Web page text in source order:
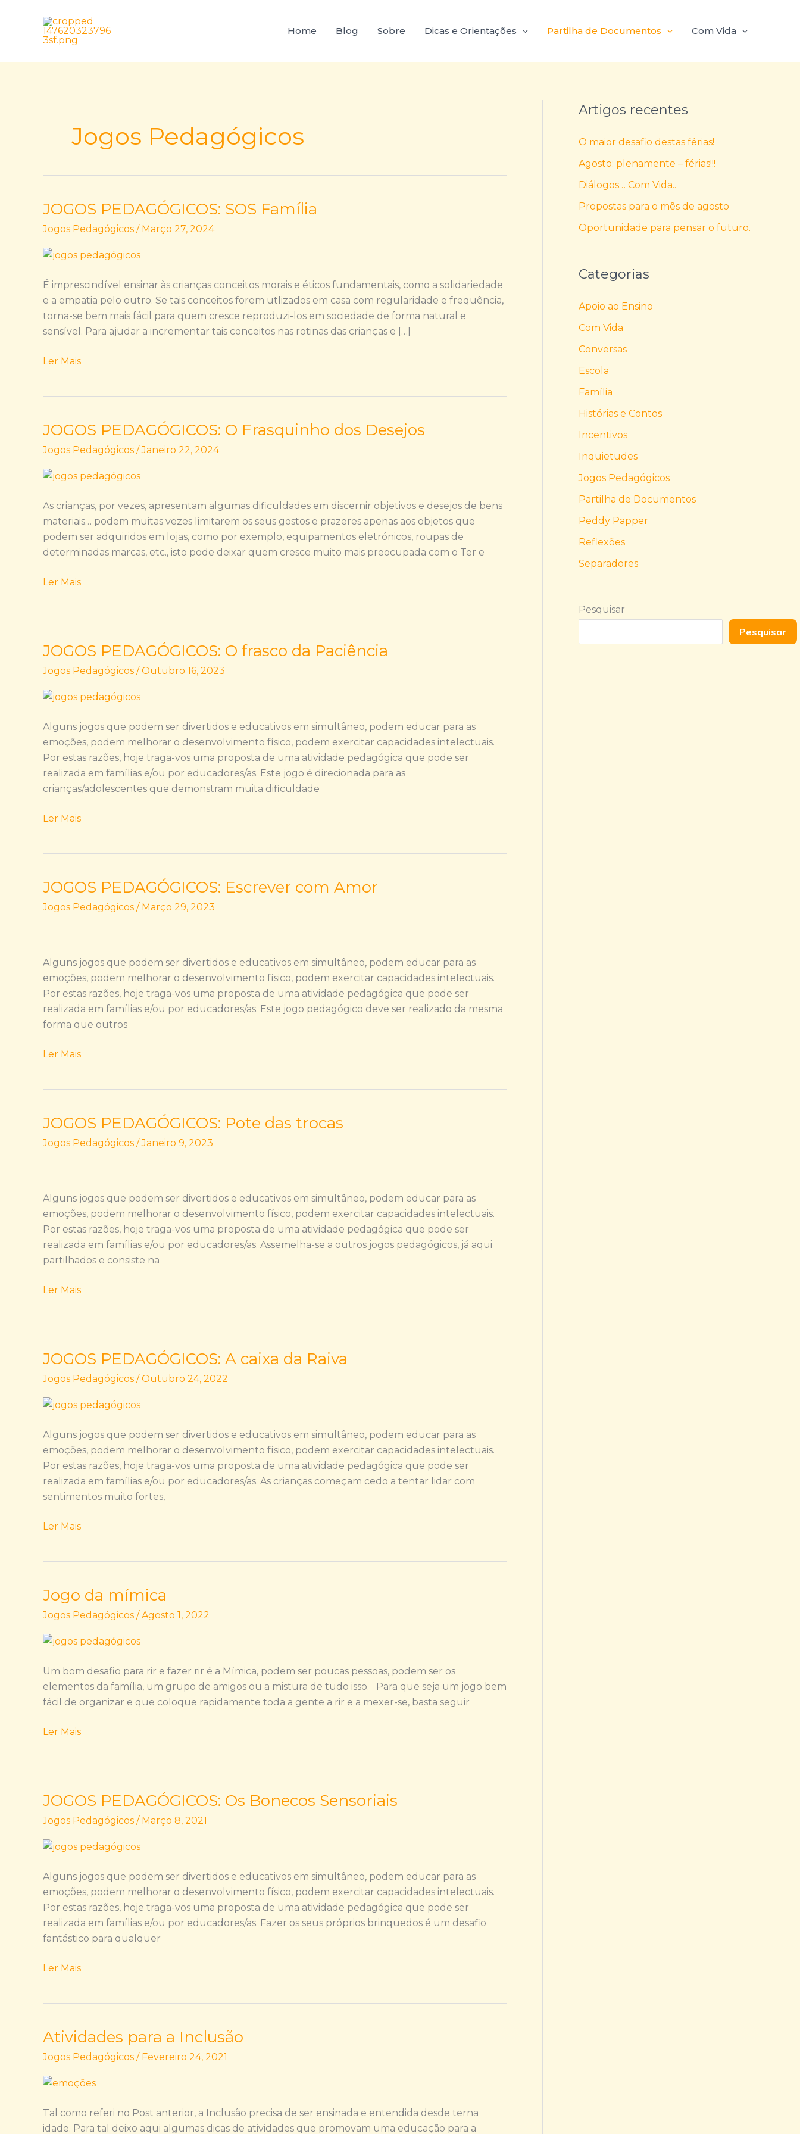
Home Blog Sobre Dicas e Orientações Partilha de Documentos Com Vida
Jogos Pedagógicos
JOGOS PEDAGÓGICOS: SOS Família
Jogos Pedagógicos / Março 27, 2024
É imprescindível ensinar às crianças conceitos morais e éticos fundamentais, como a solidariedade
e a empatia pelo outro. Se tais conceitos forem utlizados em casa com regularidade e frequência,
torna-se bem mais fácil para quem cresce reproduzi-los em sociedade de forma natural e
sensível. Para ajudar a incrementar tais conceitos nas rotinas das crianças e […]
JOGOS
PEDAGÓGICOS:
SOS
Família
Ler Mais
JOGOS PEDAGÓGICOS: O Frasquinho dos Desejos
Jogos Pedagógicos /Janeiro 22, 2024
As crianças, por vezes, apresentam algumas dificuldades em discernir objetivos e desejos de bens
materiais… podem muitas vezes limitarem os seus gostos e prazeres apenas aos objetos que
podem ser adquiridos em lojas, como por exemplo, equipamentos eletrónicos, roupas de
determinadas marcas, etc., isto pode deixar quem cresce muito mais preocupada com o Ter e
JOGOS
PEDAGÓGICOS:
Frasquinho
Desejos
Ler Mais
JOGOS PEDAGÓGICOS: O frasco da Paciência
Jogos Pedagógicos /Outubro 16, 2023
Alguns jogos que podem ser divertidos e educativos em simultâneo, podem educar para as
emoções, podem melhorar o desenvolvimento físico, podem exercitar capacidades intelectuais.
Por estas razões, hoje traga-vos uma proposta de uma atividade pedagógica que pode ser
realizada em famílias e/ou por educadores/as. Este jogo é direcionada para as
crianças/adolescentes que demonstram muita dificuldade
JOGOS
PEDAGÓGICOS:
frasco
Paciência
Ler Mais
JOGOS PEDAGÓGICOS: Escrever com Amor
Jogos Pedagógicos / Março 29, 2023
Alguns jogos que podem ser divertidos e educativos em simultâneo, podem educar para as
emoções, podem melhorar o desenvolvimento físico, podem exercitar capacidades intelectuais.
Por estas razões, hoje traga-vos uma proposta de uma atividade pedagógica que pode ser
realizada em famílias e/ou por educadores/as. Este jogo pedagógico deve ser realizado da mesma
forma que outros
JOGOS
PEDAGÓGICOS:
Escrever
Ler Mais
JOGOS PEDAGÓGICOS: Pote das trocas
Jogos Pedagógicos /Janeiro 9, 2023
Alguns jogos que podem ser divertidos e educativos em simultâneo, podem educar para as
emoções, podem melhorar o desenvolvimento físico, podem exercitar capacidades intelectuais.
Por estas razões, hoje traga-vos uma proposta de uma atividade pedagógica que pode ser
realizada em famílias e/ou por educadores/as. Assemelha-se a outros jogos pedagógicos, já aqui
partilhados e consiste na
JOGOS
PEDAGÓGICOS:
Pote
Ler Mais
JOGOS PEDAGÓGICOS: A caixa da Raiva
Jogos Pedagógicos / Outubro 24, 2022
Alguns jogos que podem ser divertidos e educativos em simultâneo, podem educar para as
emoções, podem melhorar o desenvolvimento físico, podem exercitar capacidades intelectuais.
Por estas razões, hoje traga-vos uma proposta de uma atividade pedagógica que pode ser
realizada em famílias e/ou por educadores/as. As crianças começam cedo a tentar lidar com
sentimentos muito fortes,
JOGOS
PEDAGÓGICOS:
caixa
Raiva
Ler Mais
Jogo da mímica
Jogos Pedagógicos / Agosto 1, 2022
Um bom desafio para rir e fazer rir é a Mímica, podem ser poucas pessoas, podem ser os
elementos da família, um grupo de amigos ou a mistura de tudo isso. Para que seja um jogo bem
fácil de organizar e que coloque rapidamente toda a gente a rir e a mexer-se, basta seguir
Jogo
mímica
Ler Mais
JOGOS PEDAGÓGICOS: Os Bonecos Sensoriais
Jogos Pedagógicos / Março 8, 2021
Alguns jogos que podem ser divertidos e educativos em simultâneo, podem educar para as
emoções, podem melhorar o desenvolvimento físico, podem exercitar capacidades intelectuais.
Por estas razões, hoje traga-vos uma proposta de uma atividade pedagógica que pode ser
realizada em famílias e/ou por educadores/as. Fazer os seus próprios brinquedos é um desafio
fantástico para qualquer
JOGOS
PEDAGÓGICOS:
Bonecos
Ler Mais
Atividades para a Inclusão
Jogos Pedagógicos / Fevereiro 24, 2021
Tal como referi no Post anterior, a Inclusão precisa de ser ensinada e entendida desde terna
idade. Para tal deixo aqui algumas dicas de atividades que promovam uma educação para a
Atividades
Inclusão
Artigos recentes
O maior desafio destas férias!
Agosto: plenamente – férias!!!
Diálogos… Com Vida..
Propostas para o mês de agosto
Oportunidade para pensar o futuro.
Categorias
Apoio ao Ensino
Com Vida
Conversas
Escola
Família
Histórias e Contos
Incentivos
Inquietudes
Jogos Pedagógicos
Partilha de Documentos
Peddy Papper
Reflexões
Separadores
Pesquisar
Pesquisar